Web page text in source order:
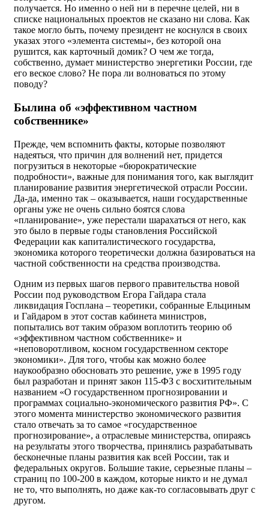
получается. Но именно о ней ни в перечне целей, ни в
списке национальных проектов не сказано ни слова. Как
такое могло быть, почему президент не коснулся в своих
указах этого «элемента системы», без которой она
рушится, как карточный домик? О чем же тогда,
собственно, думает министерство энергетики России, где
его веское слово? Не пора ли волноваться по этому
поводу?
Былина об «эффективном частном
собственнике»
Прежде, чем вспомнить факты, которые позволяют
надеяться, что причин для волнений нет, придется
погрузиться в некоторые «бюрократические
подробности», важные для понимания того, как выглядит
планирование развития энергетической отрасли России.
Да-да, именно так – оказывается, наши государственные
органы уже не очень сильно боятся слова
«планирование», уже перестали шарахаться от него, как
это было в первые годы становления Российской
Федерации как капиталистического государства,
экономика которого теоретически должна базироваться на
частной собственности на средства производства.
Одним из первых шагов первого правительства новой
России под руководством Егора Гайдара стала
ликвидация Госплана – теоретики, собранные Ельциным
и Гайдаром в этот состав кабинета министров,
попытались вот таким образом воплотить теорию об
«эффективном частном собственнике» и
«неповоротливом, косном государственном секторе
экономики». Для того, чтобы как можно более
наукообразно обосновать это решение, уже в 1995 году
был разработан и принят закон 115-ФЗ с восхитительным
названием «О государственном прогнозировании и
программах социально-экономического развития РФ». С
этого момента министерство экономического развития
стало отвечать за то самое «государственное
прогнозирование», а отраслевые министерства, опираясь
на результаты этого творчества, принялись разрабатывать
бесконечные планы развития как всей России, так и
федеральных округов. Большие такие, серьезные планы –
страниц по 100-200 в каждом, которые никто и не думал
не то, что выполнять, но даже как-то согласовывать друг с
другом.